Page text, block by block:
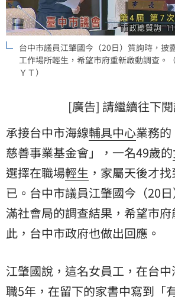
台中市議員江肇國今（20日）質詢時，披
工作場所輕生，希望市府重新啟動調查。
ＹＴ）
[廣告] 請繼續往下
承接台中市海線輔具中心業務
慈善事業基金會」，一名49歲的
選擇在職場輕生 ，家屬天後才
已。台中市議員江肇國今（20
滿社會局的調查結果，希望市
此，台中市政府也做出回應。
江肇國說，這名女員工，在台
職5年，在留下的家書中寫到「